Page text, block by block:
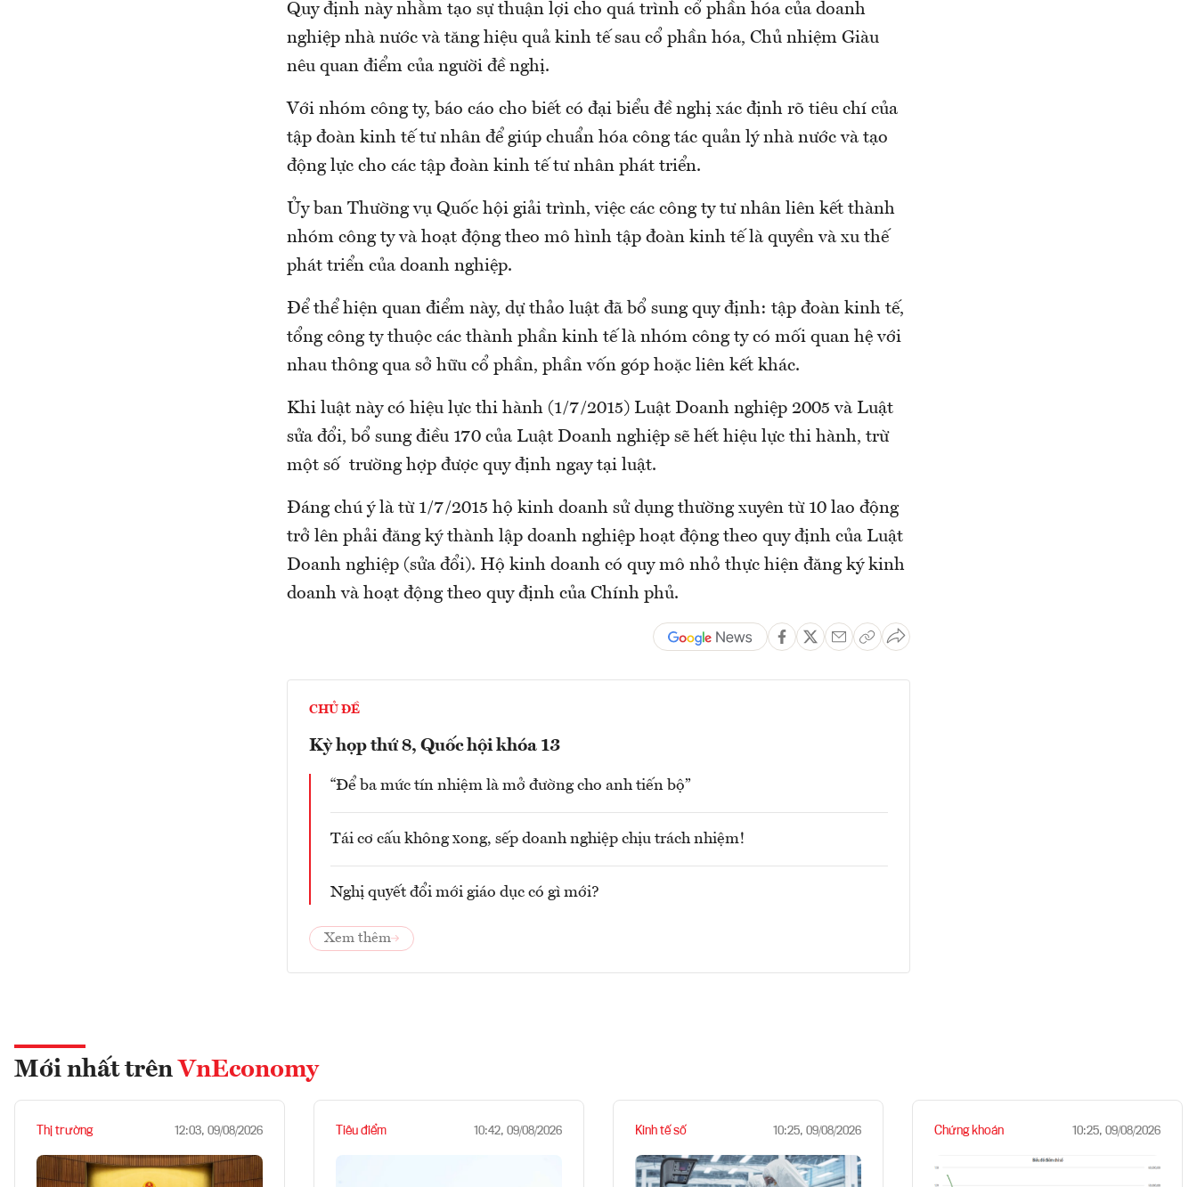
Quy định này nhằm tạo sự thuận lợi cho quá trình cổ phần hóa của doanh
nghiệp nhà nước và tăng hiệu quả kinh tế sau cổ phần hóa, Chủ nhiệm Giàu
nêu quan điểm của người đề nghị.
Với nhóm công ty, báo cáo cho biết có đại biểu đề nghị xác định rõ tiêu chí của
tập đoàn kinh tế tư nhân để giúp chuẩn hóa công tác quản lý nhà nước và tạo
động lực cho các tập đoàn kinh tế tư nhân phát triển.
Ủy ban Thường vụ Quốc hội giải trình, việc các công ty tư nhân liên kết thành
nhóm công ty và hoạt động theo mô hình tập đoàn kinh tế là quyền và xu thế
phát triển của doanh nghiệp.
Để thể hiện quan điểm này, dự thảo luật đã bổ sung quy định: tập đoàn kinh tế,
tổng công ty thuộc các thành phần kinh tế là nhóm công ty có mối quan hệ với
nhau thông qua sở hữu cổ phần, phần vốn góp hoặc liên kết khác.
Khi luật này có hiệu lực thi hành (1/7/2015) Luật Doanh nghiệp 2005 và Luật
sửa đổi, bổ sung điều 170 của Luật Doanh nghiệp sẽ hết hiệu lực thi hành, trừ
một số trường hợp được quy định ngay tại luật.
Đáng chú ý là từ 1/7/2015 hộ kinh doanh sử dụng thường xuyên từ 10 lao động
trở lên phải đăng ký thành lập doanh nghiệp hoạt động theo quy định của Luật
Doanh nghiệp (sửa đổi). Hộ kinh doanh có quy mô nhỏ thực hiện đăng ký kinh
doanh và hoạt động theo quy định của Chính phủ.
CHỦ ĐỀ
Kỳ họp thứ 8, Quốc hội khóa 13
“Để ba mức tín nhiệm là mở đường cho anh tiến bộ”
Tái cơ cấu không xong, sếp doanh nghiệp chịu trách nhiệm!
Nghị quyết đổi mới giáo dục có gì mới?
Xem thêm
Mới nhất trên VnEconomy
Thị trường 12:03, 09/08/2026 Tiêu điểm 10:42, 09/08/2026 Kinh tế số 10:25, 09/08/2026 Chứng khoán 10:25, 09/08/2026